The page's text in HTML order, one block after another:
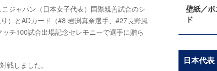
ジャパン（日本女子代表）国際親善試合のシ
）とADカード（#8 岩渕真奈選手、#27長野風
チ100試合出場記念セレモニーで選手に贈ら
戦しました。
壁紙／
ド
日本代表